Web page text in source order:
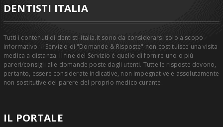
DENTISTI ITALIA
Tutti i contenuti di dentisti-italia.it sono da considerarsi solo a scopo
informativo. Il Servizio di "Domande & Risposte" non costituisce una visita
medica a distanza. Il fine del Servizio è quello di fornire uno o più
pareri/consigli alle domande poste dagli utenti. Tutte le risposte devono,
pertanto, essere considerate indicative, non impegnative e assolutamente
non sostitutive del parere del proprio medico curante.
IL PORTALE